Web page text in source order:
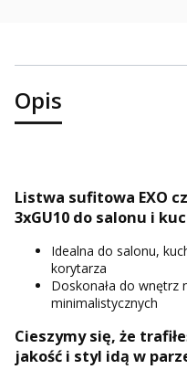
Opis
Listwa sufitowa EXO
3xGU10 do salonu i
Idealna do salonu,
korytarza
Doskonała do wnętrz
minimalistycznych
Cieszymy się, że
jakość i styl idą w